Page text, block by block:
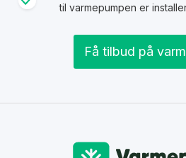
til varmepumpen er
Få tilbud på